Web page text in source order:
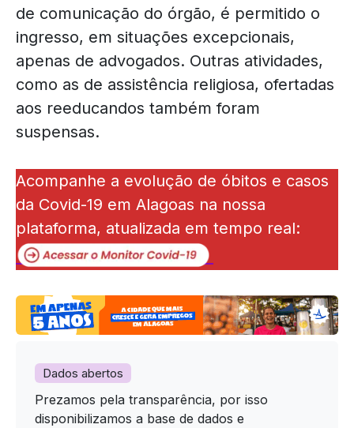
de comunicação do órgão, é permitido o
ingresso, em situações excepcionais,
apenas de advogados. Outras atividades,
como as de assistência religiosa, ofertadas
aos reeducandos também foram
suspensas.
Acompanhe a evolução de óbitos e casos
da Covid-19 em Alagoas na nossa
plataforma, atualizada em tempo real:
Dados abertos
Prezamos pela transparência, por isso
disponibilizamos a base de dados e